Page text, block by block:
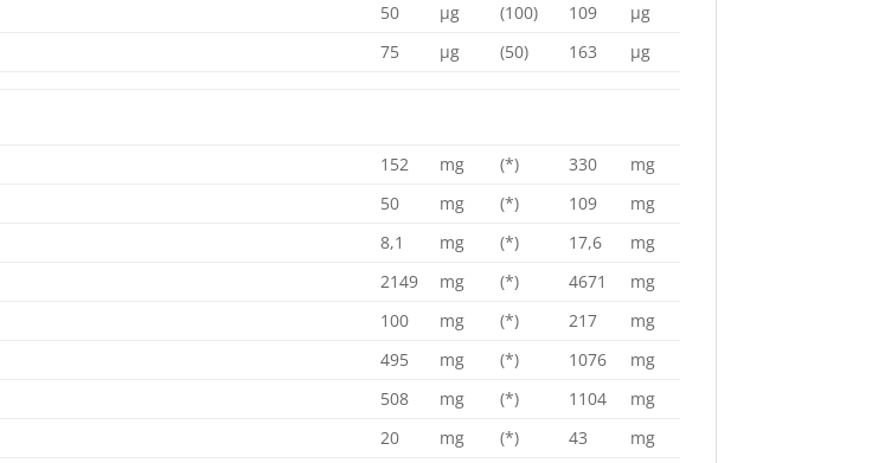
50 µg (100) 109
µg
75 µg (50) 163 µg
152 mg (*) 330
mg
50 mg (*) 109
mg
8,1 mg (*) 17,6
mg
2149 mg (*) 4671
mg
100 mg (*) 217
mg
495 mg (*) 1076
mg
508 mg (*) 1104
mg
20 mg (*) 43
mg